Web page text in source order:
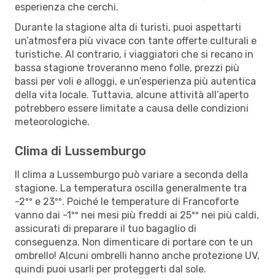
esperienza che cerchi.
Durante la stagione alta di turisti, puoi aspettarti
un’atmosfera più vivace con tante offerte culturali e
turistiche. Al contrario, i viaggiatori che si recano in
bassa stagione troveranno meno folle, prezzi più
bassi per voli e alloggi, e un’esperienza più autentica
della vita locale. Tuttavia, alcune attività all’aperto
potrebbero essere limitate a causa delle condizioni
meteorologiche.
Clima di Lussemburgo
Il clima a Lussemburgo può variare a seconda della
stagione. La temperatura oscilla generalmente tra
-2ºº e 23ºº. Poiché le temperature di Francoforte
vanno dai -1ºº nei mesi più freddi ai 25ºº nei più caldi,
assicurati di preparare il tuo bagaglio di
conseguenza. Non dimenticare di portare con te un
ombrello! Alcuni ombrelli hanno anche protezione UV,
quindi puoi usarli per proteggerti dal sole.